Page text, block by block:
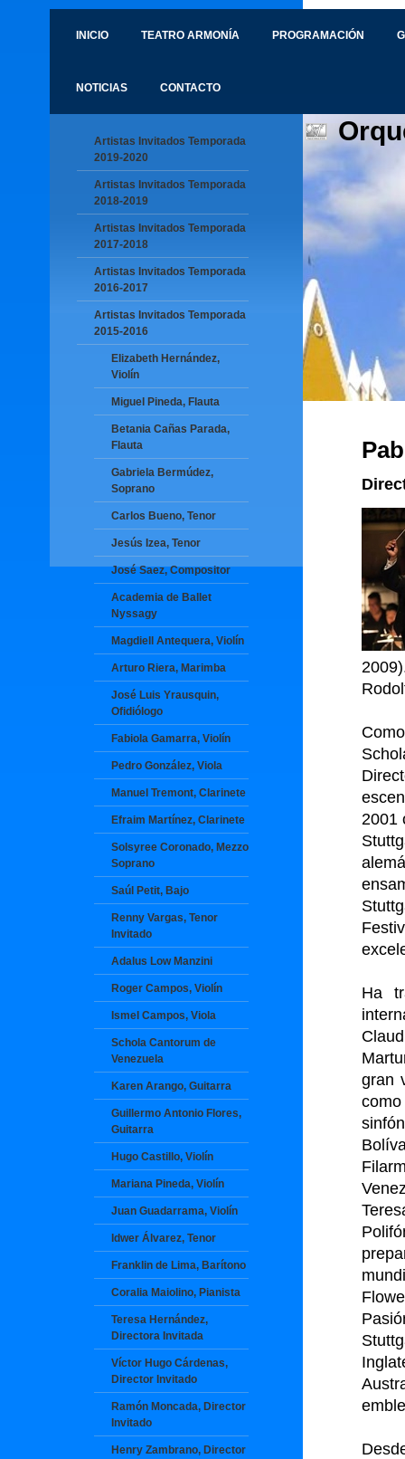
INICIO TEATRO ARMONÍA PROGRAMACIÓN
NOTICIAS CONTACTO
Artistas Invitados Temporada
2019-2020
Artistas Invitados Temporada
2018-2019
Artistas Invitados Temporada
2017-2018
Artistas Invitados Temporada
2016-2017
Artistas Invitados Temporada
2015-2016
Elizabeth Hernández,
Violín
Miguel Pineda, Flauta
Betania Cañas Parada,
Flauta
Gabriela Bermúdez,
Soprano
Carlos Bueno, Tenor
Jesús Izea, Tenor
José Saez, Compositor
Academia de Ballet
Nyssagy
Magdiell Antequera, Violín
Arturo Riera, Marimba
José Luis Yrausquin,
Ofidiólogo
Fabiola Gamarra, Violín
Pedro González, Viola
Manuel Tremont, Clarinete
Efraim Martínez, Clarinete
Solsyree Coronado, Mezzo
Soprano
Saúl Petit, Bajo
Renny Vargas, Tenor
Invitado
Adalus Low Manzini
Roger Campos, Violín
Ismel Campos, Viola
Schola Cantorum de
Venezuela
Karen Arango, Guitarra
Guillermo Antonio Flores,
Guitarra
Hugo Castillo, Violín
Mariana Pineda, Violín
Juan Guadarrama, Violín
Idwer Álvarez, Tenor
Franklin de Lima, Barítono
Coralia Maiolino, Pianista
Teresa Hernández,
Directora Invitada
Víctor Hugo Cárdenas,
Director Invitado
Ramón Moncada, Director
Invitado
Henry Zambrano, Director
2001
Ha
gran